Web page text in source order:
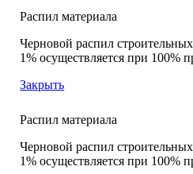
Распил материала
Черновой распил
1% осуществляется при 100%
Закрыть
Распил материала
Черновой распил
1% осуществляется при 100%